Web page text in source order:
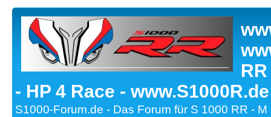
- HP 4 Race -
S1000-Forum.de - Das Forum für S 1000 RR -